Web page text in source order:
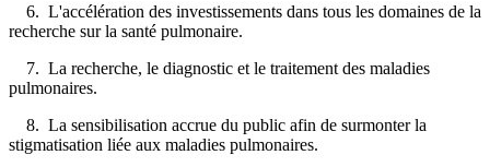
6. L'accélération des investissements dans tous les domaines de la
recherche sur la santé pulmonaire.
7. La recherche, le diagnostic et le traitement des maladies
pulmonaires.
8. La sensibilisation accrue du public afin de surmonter la
stigmatisation liée aux maladies pulmonaires.